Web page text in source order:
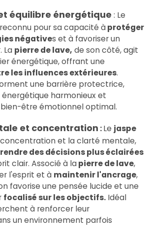
équilibre énergétique : Le
pour sa capacité àprotéger
négatives et à favoriser un
La pierre de lave, de son côté, agit
énergétique, offrant une
les influences extérieures.
une barrière protectrice,
harmonieux et
être émotionnel optimal.
et concentration :Le jaspe
et la clarté mentale,
des décisions plus éclairées
clair. Associé à lapierre de lave,
l'esprit et à maintenir l'ancrage,
favorise une pensée lucide et une
focalisé sur les objectifs. Idéal
à renforcer leur
un environnement parfois